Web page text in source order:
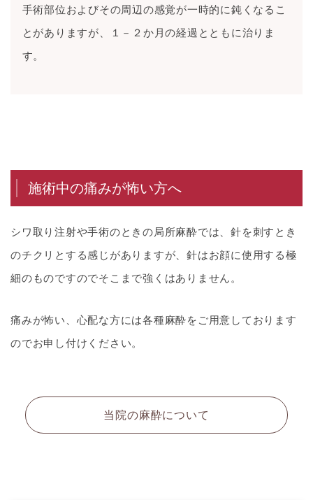
手術部位およびその周辺の感覚が一時的に鈍くなるこ
とがありますが、１－２か月の経過とともに治りま
す。
施術中の痛みが怖い方へ
シワ取り注射や手術のときの局所麻酔では、針を刺すとき
のチクリとする感じがありますが、針はお顔に使用する極
細のものですのでそこまで強くはありません。
痛みが怖い、心配な方には各種麻酔をご用意しております
のでお申し付けください。
当院の麻酔について